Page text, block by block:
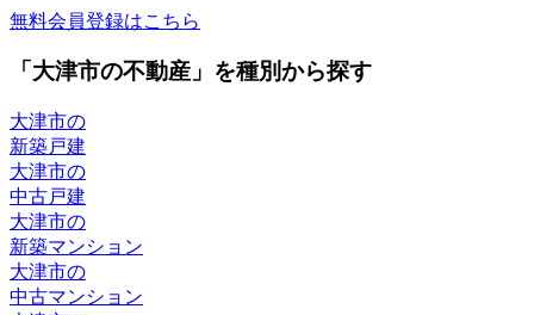
無料会員登録はこちら
「大津市の不動産」を種別から探す
大津市の
新築戸建
大津市の
中古戸建
大津市の
新築マンション
大津市の
中古マンション